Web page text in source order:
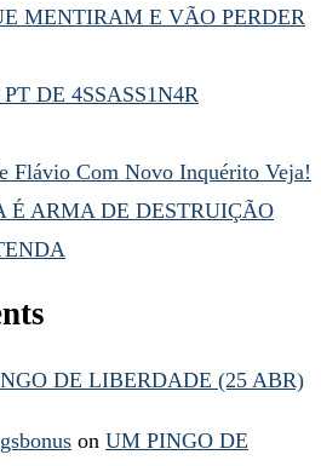
MENTIRAM E VÃO PERDER
DE 4SSASS1N4R
Flávio Com Novo Inquérito Veja!
É ARMA DE DESTRUIÇÃO
DE LIBERDADE (25 ABR)
on UM PINGO DE